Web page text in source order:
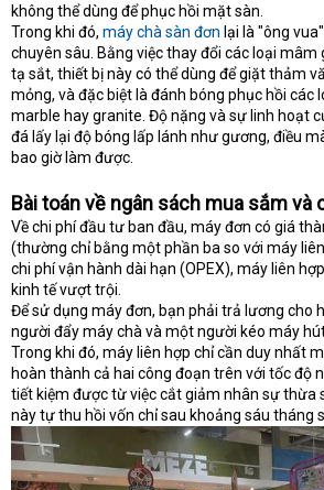
không thể dùng để phục hồi mặt sàn.
Trong khi đó, máy chà sàn đơn lại là "ông
chuyên sâu. Bằng việc thay đổi các loại
tạ sắt, thiết bị này có thể dùng để giặt thảm
mỏng, và đặc biệt là đánh bóng phục hồi các
marble hay granite. Độ nặng và sự linh hoạt
đá lấy lại độ bóng lấp lánh như gương, điều
bao giờ làm được.
Bài toán về ngân sách mua sắm và
Về chi phí đầu tư ban đầu, máy đơn có giá
(thường chỉ bằng một phần ba so với máy
chi phí vận hành dài hạn (OPEX), máy liên
kinh tế vượt trội.
Để sử dụng máy đơn, bạn phải trả lương cho
người đẩy máy chà và một người kéo máy
Trong khi đó, máy liên hợp chỉ cần duy nhất
hoàn thành cả hai công đoạn trên với tốc độ
tiết kiệm được từ việc cắt giảm nhân sự thừa
này tự thu hồi vốn chỉ sau khoảng sáu tháng